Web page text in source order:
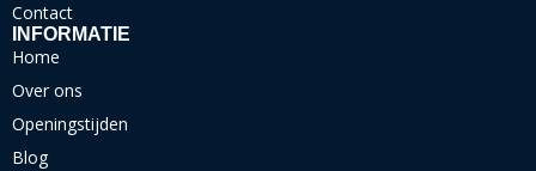
Contact
INFORMATIE
Home
Over ons
Openingstijden
Blog